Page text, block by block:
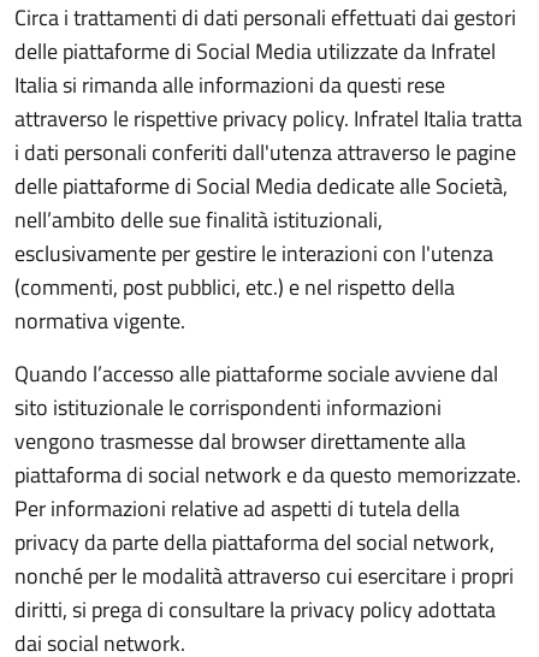
Circa i trattamenti di dati personali effettuati dai gestori
delle piattaforme di Social Media utilizzate da Infratel
Italia si rimanda alle informazioni da questi rese
attraverso le rispettive privacy policy. Infratel Italia tratta
i dati personali conferiti dall'utenza attraverso le pagine
delle piattaforme di Social Media dedicate alle Società,
nell’ambito delle sue finalità istituzionali,
esclusivamente per gestire le interazioni con l'utenza
(commenti, post pubblici, etc.) e nel rispetto della
normativa vigente.
Quando l’accesso alle piattaforme sociale avviene dal
sito istituzionale le corrispondenti informazioni
vengono trasmesse dal browser direttamente alla
piattaforma di social network e da questo memorizzate.
Per informazioni relative ad aspetti di tutela della
privacy da parte della piattaforma del social network,
nonché per le modalità attraverso cui esercitare i propri
diritti, si prega di consultare la privacy policy adottata
dai social network.